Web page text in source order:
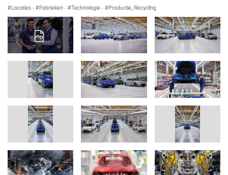
Locaties · Fabrieken · Technologie · Productie, Recycling